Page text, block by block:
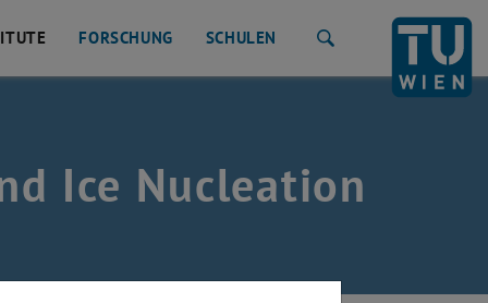
FORSCHUNG SCHULEN
Ice Nucleation